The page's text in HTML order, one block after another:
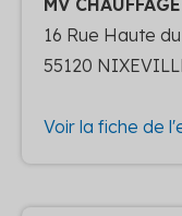
16 Rue Haute
55120
Voir la fiche de